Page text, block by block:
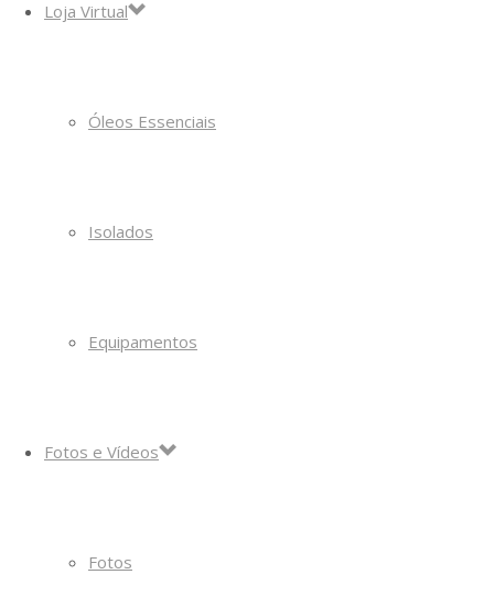
Loja Virtual
Óleos Essenciais
Isolados
Equipamentos
Fotos e Vídeos
Fotos